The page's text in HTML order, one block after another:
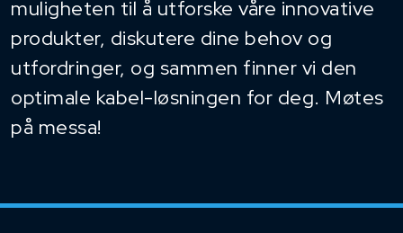
muligheten til å utforske våre innovative
produkter, diskutere dine behov og
utfordringer, og sammen finner vi den
optimale kabel-løsningen for deg. Møtes
på messa!